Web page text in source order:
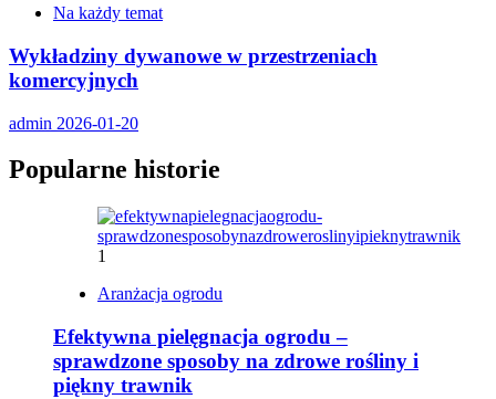
Na każdy temat
Wykładziny dywanowe w przestrzeniach
komercyjnych
admin 2026-01-20
Popularne historie
1
Aranżacja ogrodu
Efektywna pielęgnacja ogrodu –
sprawdzone sposoby na zdrowe rośliny i
piękny trawnik